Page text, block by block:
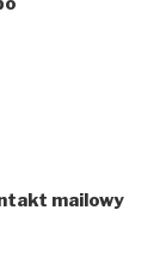
mailowy